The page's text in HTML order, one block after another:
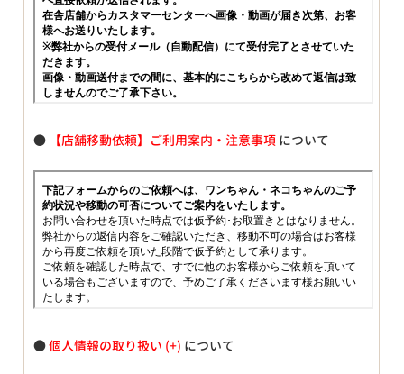
● 【店舗移動依頼】ご利用案内・注意事項 について
●個人情報の取り扱い について